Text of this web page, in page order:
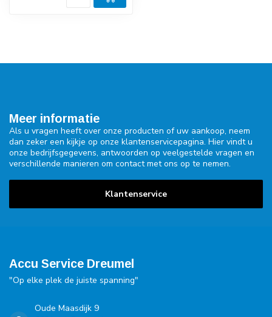
Meer informatie
Als u vragen heeft over onze producten of uw aankoop, neem
dan zeker een kijkje op onze klantenservicepagina. Hier vindt u
onze bedrijfsgegevens, antwoorden op veelgestelde vragen en
verschillende manieren om contact met ons op te nemen.
Klantenservice
Accu Service Dreumel
"Op elke plek de juiste spanning"
Oude Maasdijk 9